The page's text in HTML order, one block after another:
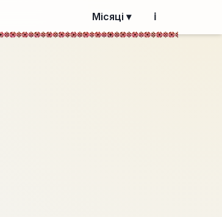
Місяці ▾ ℹ️